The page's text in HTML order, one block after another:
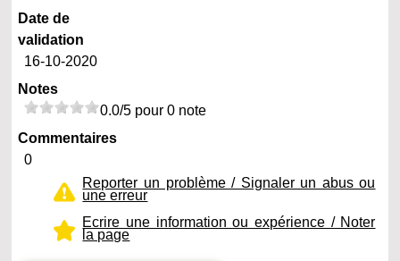
Date de
validation
16-10-2020
Notes
0.0/5 pour 0 note
Commentaires
0
Reporter un problème / Signaler un abus ou
une erreur
Ecrire une information ou expérience / Noter
la page